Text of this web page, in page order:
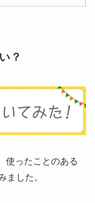
やおすすめは？
？
ライダーはいら
悔
を聞いてみた
？
使ったことのある
ました。